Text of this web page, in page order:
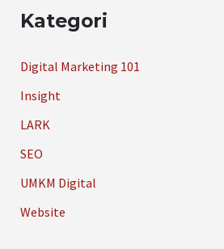
Kategori
Digital Marketing 101
Insight
LARK
SEO
UMKM Digital
Website